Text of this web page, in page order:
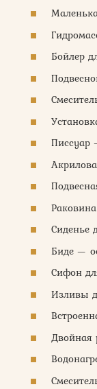
Бойлер
Писсуар
Сиденье
Биде —
Сифон
Изливы
Двойная